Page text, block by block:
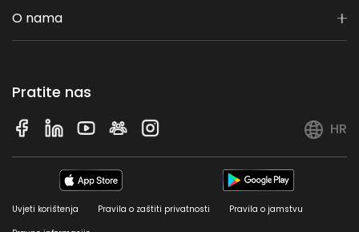
O nama
Pratite nas
HR
Uvjeti korištenja Pravila o zaštiti privatnosti
Pravila o jamstvu